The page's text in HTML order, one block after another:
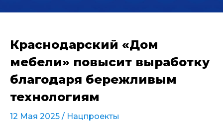
Краснодарский «Дом
мебели» повысит выработку
благодаря бережливым
технологиям
12 Мая 2025 / Нацпроекты